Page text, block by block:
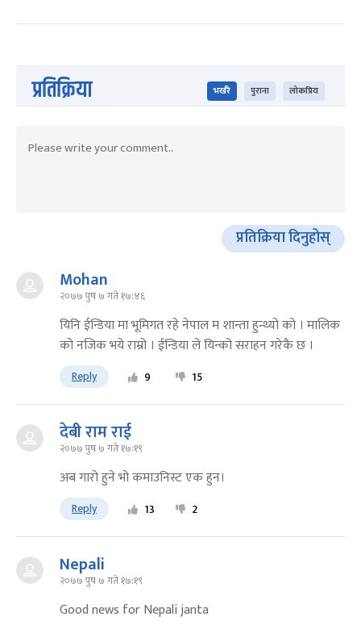
प्रतिक्रिया भर्खरै पुराना लोकप्रिय
प्रतिक्रिया दिनुहोस्
Mohan
२०७७ पुष ७ गते १७:४६
यिनि ईन्डिया मा भूमिगत रहे नेपाल म शान्ता हुन्थ्यो को । मालिक
को नजिक भये राम्रो । ईन्डिया ले यिन्को सराहन गरेकै छ ।
Reply 9 15
देबी राम राई
२०७७ पुष ७ गते १७:१९
अब गारो हुने भो कमाउनिस्ट एक हुन।
Reply 13 2
Nepali
२०७७ पुष ७ गते १७:१९
Good news for Nepali janta